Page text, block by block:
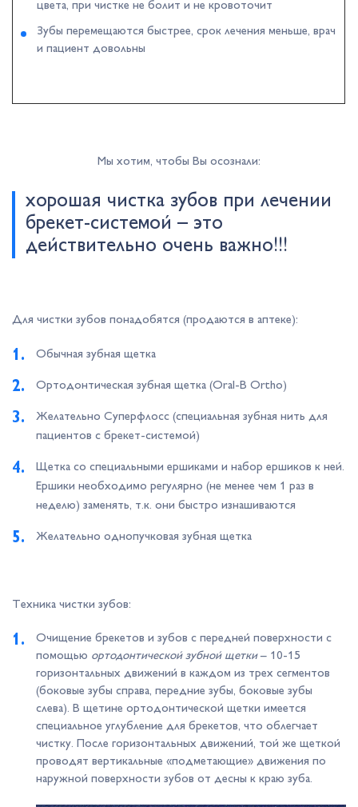
цвета, при чистке не болит и не кровоточит
Зубы перемещаются быстрее, срок лечения меньше, врач
и пациент довольны
Мы хотим, чтобы Вы осознали:
хорошая чистка зубов при лечении
брекет-системой – это
действительно очень важно!!!
Для чистки зубов понадобятся (продаются в аптеке):
Обычная зубная щетка
Ортодонтическая зубная щетка (Oral-B Ortho)
Желательно Суперфлосс (специальная зубная нить для
пациентов с брекет-системой)
Щетка со специальными ершиками и набор ершиков к ней.
Ершики необходимо регулярно (не менее чем 1 раз в
неделю) заменять, т.к. они быстро изнашиваются
Желательно однопучковая зубная щетка
Техника чистки зубов:
Очищение брекетов и зубов с передней поверхности с
помощью ортодонтической зубной щетки – 10-15
горизонтальных движений в каждом из трех сегментов
(боковые зубы справа, передние зубы, боковые зубы
слева). В щетине ортодонтической щетки имеется
специальное углубление для брекетов, что облегчает
чистку. После горизонтальных движений, той же щеткой
проводят вертикальные «подметающие» движения по
наружной поверхности зубов от десны к краю зуба.